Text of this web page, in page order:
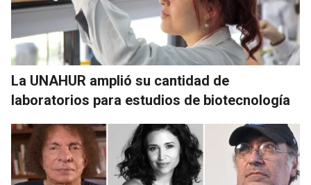
La UNAHUR amplió su cantidad de
laboratorios para estudios de biotecnología